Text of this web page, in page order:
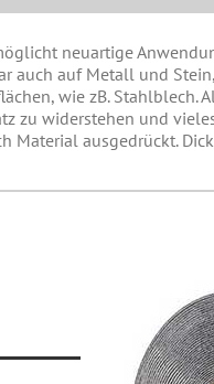
neuartige
auch auf Metall und
wie zB. Stahlblech.
zu widerstehen und
Material ausgedrückt.